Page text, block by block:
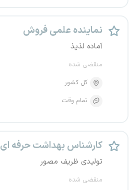
نماینده علمی فروش
آماده لذیذ
منقضی شده
کل کشور
تمام وقت
کارشناس بهداشت حرفه ای
تولیدی ظریف مصور
منقضی شده